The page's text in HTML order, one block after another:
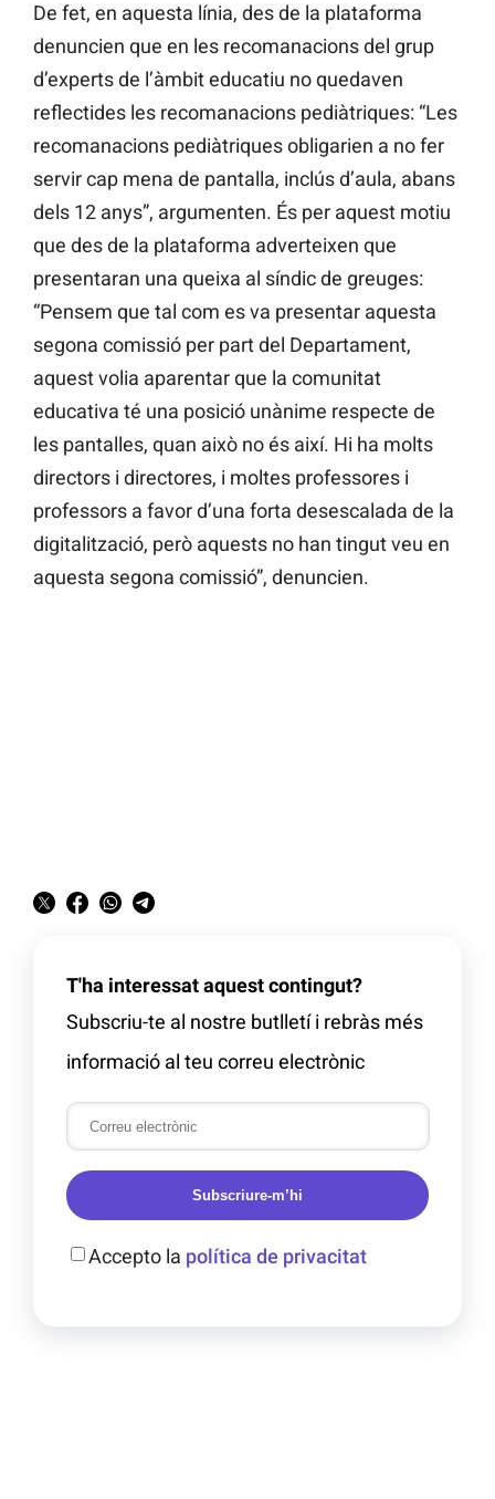
De fet, en aquesta línia, des de la plataforma
denuncien que en les recomanacions del grup
d’experts de l’àmbit educatiu no quedaven
reflectides les recomanacions pediàtriques: “Les
recomanacions pediàtriques obligarien a no fer
servir cap mena de pantalla, inclús d’aula, abans
dels 12 anys”, argumenten. És per aquest motiu
que des de la plataforma adverteixen que
presentaran una queixa al síndic de greuges:
“Pensem que tal com es va presentar aquesta
segona comissió per part del Departament,
aquest volia aparentar que la comunitat
educativa té una posició unànime respecte de
les pantalles, quan això no és així. Hi ha molts
directors i directores, i moltes professores i
professors a favor d’una forta desescalada de la
digitalització, però aquests no han tingut veu en
aquesta segona comissió”, denuncien.
T'ha interessat aquest contingut?
Subscriu-te al nostre butlletí i rebràs més
informació al teu correu electrònic
Subscriure-m’hi
Accepto la política de privacitat